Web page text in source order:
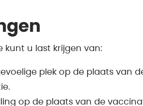
kunt u last krijgen van:
plek op de plaats van
op de plaats van de